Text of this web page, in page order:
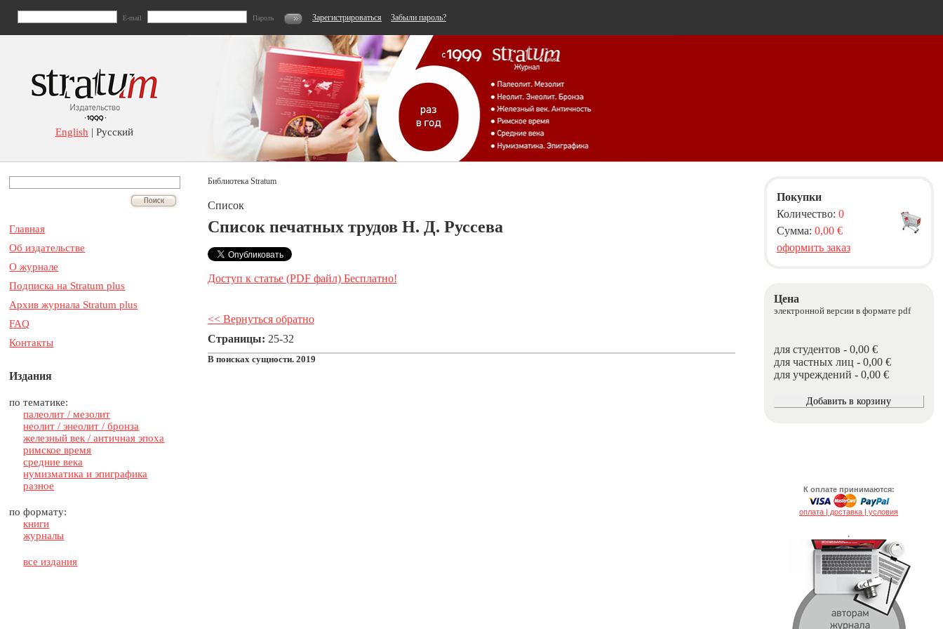
E-mail Пароль Зарегистрироваться Забыли пароль?
English | Русский
Главная
Об издательстве
О журнале
Подписка на Stratum plus
Архив журнала Stratum plus
FAQ
Контакты
Издания
по тематике:
палеолит / мезолит
неолит / энеолит / бронза
железный век / античная эпоха
римское время
средние века
нумизматика и эпиграфика
разное
по формату:
книги
журналы
все издания
Библиотека Stratum
Список
Список печатных трудов Н. Д. Руссева
Доступ к статье (PDF файл) Бесплатно!
<< Вернуться обратно
Страницы: 25-32
В поисках сущности. 2019
Покупки
Количество: 0
Сумма: 0,00 €
оформить заказ
Цена
электронной версии в формате pdf
для студентов - 0,00 €
для частных лиц - 0,00 €
для учреждений - 0,00 €
К оплате принимаются:
оплата | доставка | условия
.